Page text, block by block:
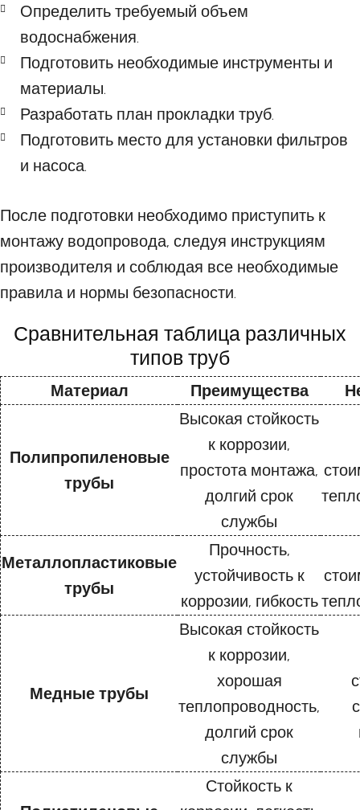
Определить требуемый объем
водоснабжения.
Подготовить необходимые инструменты и
материалы.
Разработать план прокладки труб.
Подготовить место для установки фильтров
и насоса.
После подготовки необходимо приступить к
монтажу водопровода, следуя инструкциям
производителя и соблюдая все необходимые
правила и нормы безопасности.
Сравнительная таблица различных
типов труб
Материал Преимущества
Полипропиленовые
трубы
Высокая стойкость
к коррозии,
простота монтажа,
долгий срок
службы
Металлопластиковые
трубы
Прочность,
устойчивость к
коррозии, гибкость
Медные трубы
Высокая стойкость
к коррозии,
хорошая
теплопроводность,
долгий срок
службы
Стойкость к